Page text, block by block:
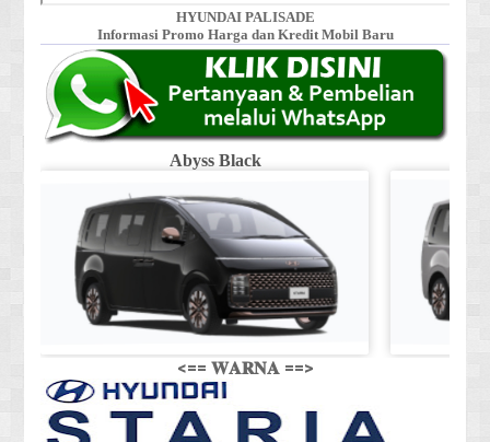
HYUNDAI PALISADE
Informasi Promo Harga dan Kredit Mobil Baru
Abyss Black
<== 𝐖𝐀𝐑𝐍𝐀 ==>